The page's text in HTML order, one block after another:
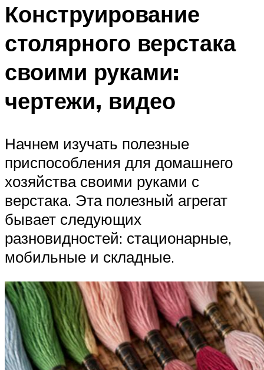
Конструирование
столярного верстака
своими руками:
чертежи, видео
Начнем изучать полезные
приспособления для домашнего
хозяйства своими руками с
верстака. Эта полезный агрегат
бывает следующих
разновидностей: стационарные,
мобильные и складные.